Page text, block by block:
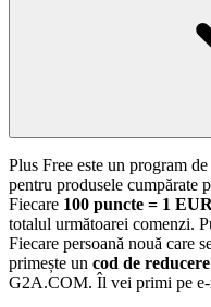
Plus Free este un program
pentru produsele cumpărate
Fiecare 100 puncte = 1 EUR
totalul următoarei comenzi.
Fiecare persoană nouă care
primește un cod de
G2A.COM. Îl vei primi pe